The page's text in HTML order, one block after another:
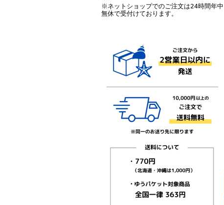
※ネットショップでのご注文は24時間年中
無休で受付けております。